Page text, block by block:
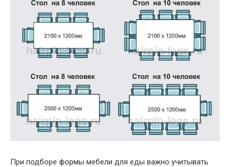
При подборе формы мебели для еды важно учитывать